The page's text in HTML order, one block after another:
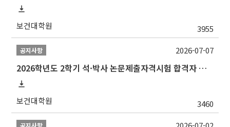
보건대학원 3955
공지사항
2026학년도 2학기 석·박사 논문제출자격시험 합격자 공고(TSQ Exam Result)
보건대학원 3460
2026-07-07
공지사항